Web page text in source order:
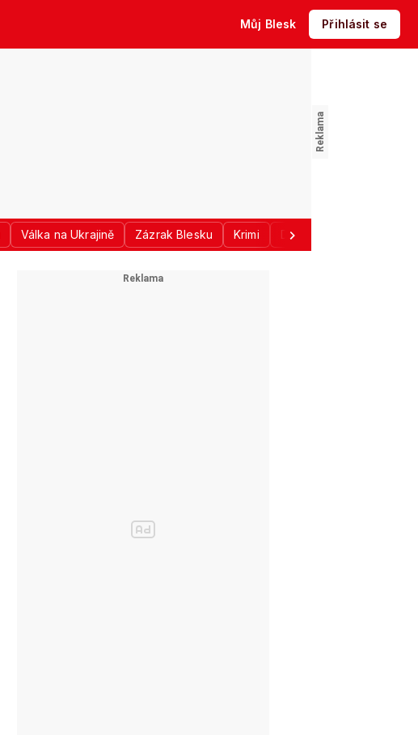
Můj Blesk Přihlásit se
Válka na Ukrajině Zázrak Blesku Krimi Donald Trump